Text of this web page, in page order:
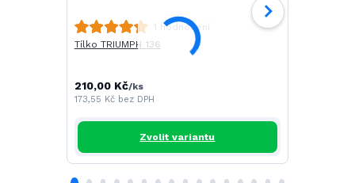
1 hodnocení
Tílko TRIUMPH 136
210,00 Kč/ks
173,55 Kč bez DPH
Zvolit variantu